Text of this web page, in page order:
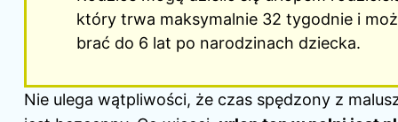
który trwa maksymalnie 32 tygodnie i
brać do 6 lat po narodzinach dziecka.
Nie ulega wątpliwości, że czas spędzony z